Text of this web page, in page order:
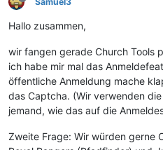
Hallo zusammen,
wir fangen gerade Church Tools
ich habe mir mal das
öffentliche Anmeldung mache
das Captcha. (Wir verwenden
jemand, wie das auf die
Zweite Frage: Wir würden gerne